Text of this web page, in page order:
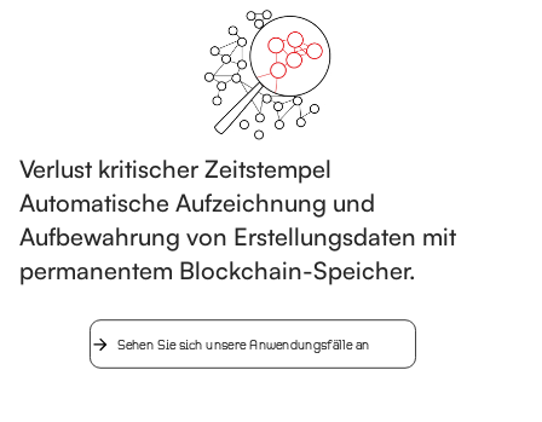
Verlust kritischer Zeitstempel
Automatische Aufzeichnung und
Aufbewahrung von Erstellungsdaten mit
permanentem Blockchain-Speicher.
Sehen Sie sich unsere Anwendungsfälle an